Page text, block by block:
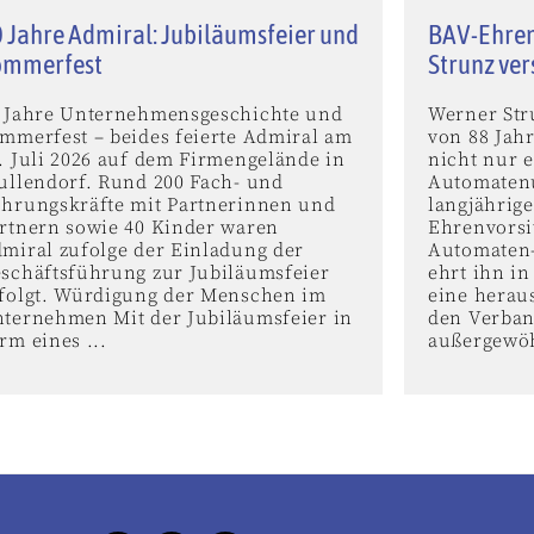
Jahre Admiral: Jubiläumsfeier und
Jahre Unternehmensgeschichte und
– beides feierte Admiral am
Juli 2026 auf dem Firmengelände in
Rund 200 Fach- und
mit Partnerinnen und
sowie 40 Kinder waren
zufolge der Einladung der
zur Jubiläumsfeier
Würdigung der Menschen im
Mit der Jubiläumsfeier in
eines ...
BAV-
Strunz
Werner
von 88
nicht nur
ehrt ihn in
eine
den